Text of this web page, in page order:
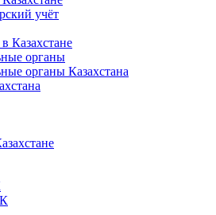
учёт
Казахстане
органы
органы Казахстана